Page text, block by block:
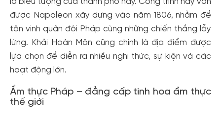
được Napoleon xây dựng vào năm 1806, nhằm để
tôn vinh quân đội Pháp cùng những chiến thắng lẫy
lừng. Khải Hoàn Môn cũng chính là địa điểm được
lựa chọn để diễn ra nhiều nghi thức, sự kiện và các
hoạt động lớn.
Ẩm thực Pháp – đẳng cấp tinh hoa ẩm thực
thế giới